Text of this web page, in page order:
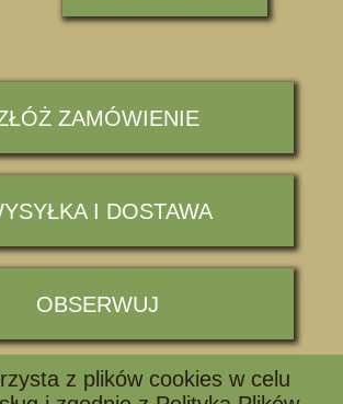
ZAMÓWIENIE
I DOSTAWA
OBSERWUJ
I ZAPYTAJ
z plików cookies w celu